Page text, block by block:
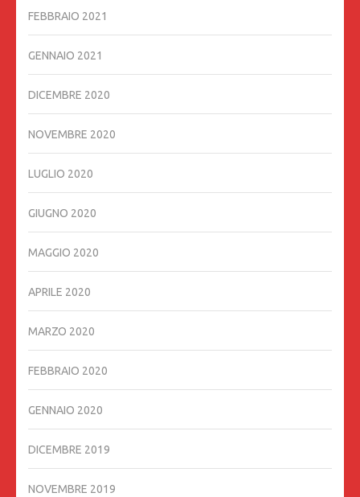
FEBBRAIO 2021
GENNAIO 2021
DICEMBRE 2020
NOVEMBRE 2020
LUGLIO 2020
GIUGNO 2020
MAGGIO 2020
APRILE 2020
MARZO 2020
FEBBRAIO 2020
GENNAIO 2020
DICEMBRE 2019
NOVEMBRE 2019